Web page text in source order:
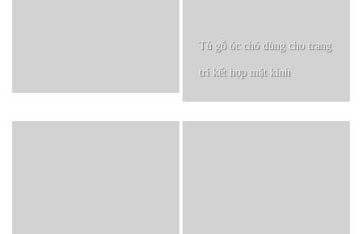
Tủ gỗ óc chó dùng cho trang
trí kết hợp mặt kính